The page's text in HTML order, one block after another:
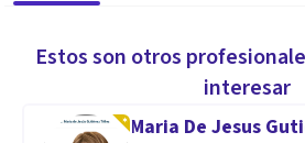
Estos son otros
interesar
Maria De Jesus